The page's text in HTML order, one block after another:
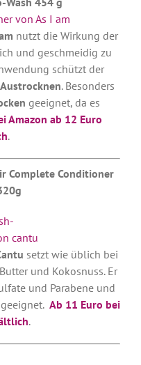
nutzt die Wirkung der
und geschmeidig zu
schützt der
. Besonders
geeignet, da es
Amazon ab 12 Euro
.
Complete Conditioner
setzt wie üblich bei
und Kokosnuss. Er
und Parabene und
Ab 11 Euro bei
.